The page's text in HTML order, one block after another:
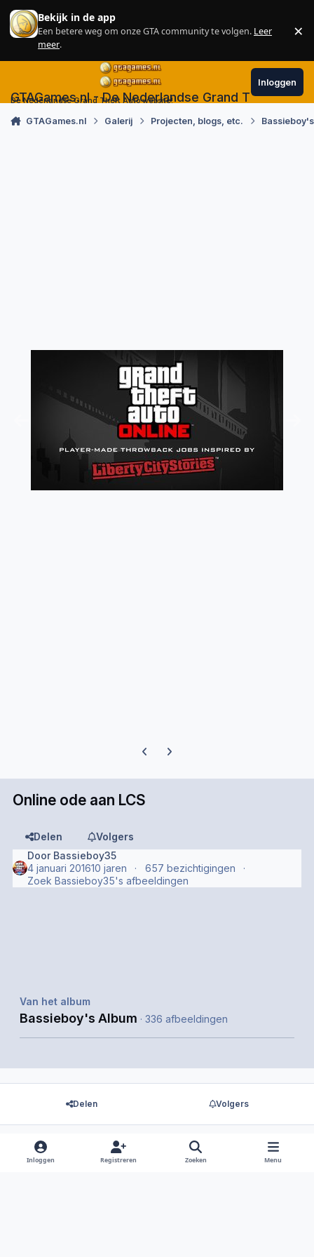
Skip to content
Bekijk in de app
Een betere weg om onze GTA community te volgen. Leer
meer.
×
GTAGames.nl - De Nederlandse Grand Theft Auto
De Nederlandse Grand Theft Auto website!
Inloggen
GTAGames.nl Galerij Projecten, blogs, etc.
Previous carousel slide
Next carousel slide
Online ode aan LCS
Delen
Volgers
Door Bassieboy35
4 januari 201610 jaren
657 bezichtigingen
Zoek Bassieboy35's afbeeldingen
Van het album
Bassieboy's Album · 336 afbeeldingen
Delen Volgers
Er zijn geen reacties om weer te geven.
Inloggen Registreren Zoeken Menu